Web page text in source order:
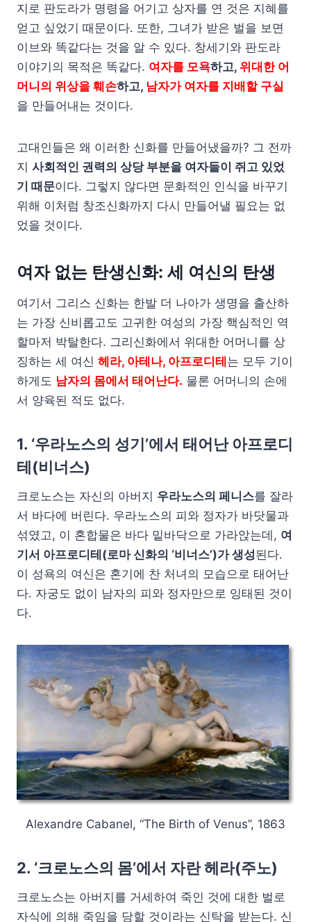
지로 판도라가 명령을 어기고 상자를 연 것은 지혜를
얻고 싶었기 때문이다. 또한, 그녀가 받은 벌을 보면
이브와 똑같다는 것을 알 수 있다. 창세기와 판도라
이야기의 목적은 똑같다. 여자를 모욕하고, 위대한 어
머니의 위상을 훼손하고, 남자가 여자를 지배할 구실
을 만들어내는 것이다.
고대인들은 왜 이러한 신화를 만들어냈을까? 그 전까
지 사회적인 권력의 상당 부분을 여자들이 쥐고 있었
기 때문이다. 그렇지 않다면 문화적인 인식을 바꾸기
위해 이처럼 창조신화까지 다시 만들어낼 필요는 없
었을 것이다.
여자 없는 탄생신화: 세 여신의 탄생
여기서 그리스 신화는 한발 더 나아가 생명을 출산하
는 가장 신비롭고도 고귀한 여성의 가장 핵심적인 역
할마저 박탈한다. 그리신화에서 위대한 어머니를 상
징하는 세 여신 헤라, 아테나, 아프로디테 는 모두 기이
하게도 남자의 몸에서 태어난다. 물론 어머니의 손에
서 양육된 적도 없다.
1. ‘우라노스의 성기’에서 태어난 아프로디
테(비너스)
크로노스는 자신의 아버지 우라노스의 페니스를 잘라
서 바다에 버린다. 우라노스의 피와 정자가 바닷물과
섞였고, 이 혼합물은 바다 밑바닥으로 가라앉는데, 여
기서 아프로디테(로마 신화의 ‘비너스’)가 생성된다.
이 성욕의 여신은 혼기에 찬 처녀의 모습으로 태어난
다. 자궁도 없이 남자의 피와 정자만으로 잉태된 것이
다.
Alexandre Cabanel, “The Birth of Venus”, 1863
2. ‘크로노스의 몸’에서 자란 헤라(주노)
크로노스는 아버지를 거세하여 죽인 것에 대한 벌로
자식에 의해 죽임을 당할 것이라는 신탁을 받는다. 신